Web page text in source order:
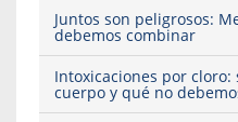
Juntos son peligrosos:
debemos combinar
Intoxicaciones por cloro:
cuerpo y qué no